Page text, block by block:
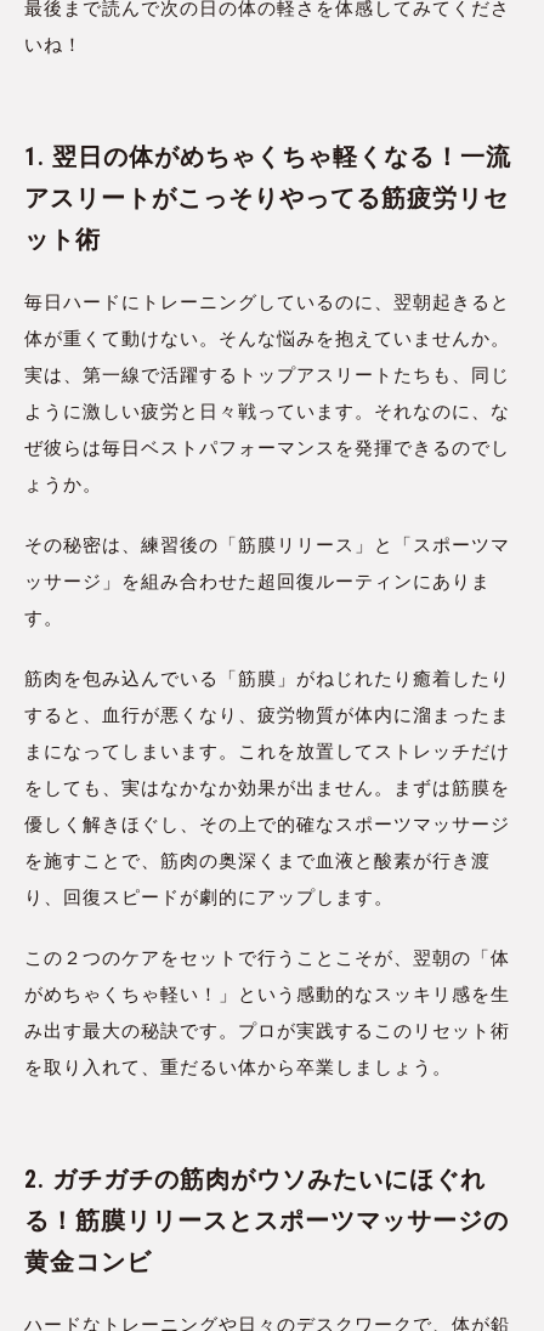
最後まで読んで次の日の体の軽さを体感してみてくださ
いね！
1. 翌日の体がめちゃくちゃ軽くなる！一流
アスリートがこっそりやってる筋疲労リセ
ット術
毎日ハードにトレーニングしているのに、翌朝起きると
体が重くて動けない。そんな悩みを抱えていませんか。
実は、第一線で活躍するトップアスリートたちも、同じ
ように激しい疲労と日々戦っています。それなのに、な
ぜ彼らは毎日ベストパフォーマンスを発揮できるのでし
ょうか。
その秘密は、練習後の「筋膜リリース」と「スポーツマ
ッサージ」を組み合わせた超回復ルーティンにありま
す。
筋肉を包み込んでいる「筋膜」がねじれたり癒着したり
すると、血行が悪くなり、疲労物質が体内に溜まったま
まになってしまいます。これを放置してストレッチだけ
をしても、実はなかなか効果が出ません。まずは筋膜を
優しく解きほぐし、その上で的確なスポーツマッサージ
を施すことで、筋肉の奥深くまで血液と酸素が行き渡
り、回復スピードが劇的にアップします。
この２つのケアをセットで行うことこそが、翌朝の「体
がめちゃくちゃ軽い！」という感動的なスッキリ感を生
み出す最大の秘訣です。プロが実践するこのリセット術
を取り入れて、重だるい体から卒業しましょう。
2. ガチガチの筋肉がウソみたいにほぐれ
る！筋膜リリースとスポーツマッサージの
黄金コンビ
ハードなトレーニングや日々のデスクワークで、体が鉛